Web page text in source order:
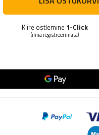
Kiire ostlemine 1-Click
(ilma registreerimata)